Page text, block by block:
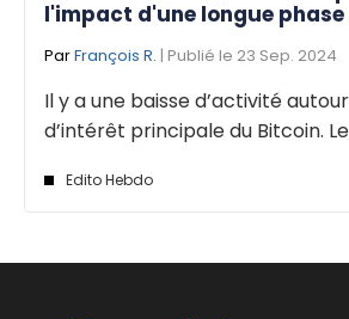
l'impact d'une longue
ParFrançois R. | Publié le 23 Sep. 2024
Il y a une baisse d’activité
d’intérêt principale du Bitcoin.
Edito Hebdo